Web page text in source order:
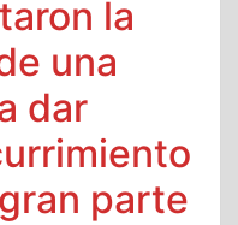
la
una
dar
parte